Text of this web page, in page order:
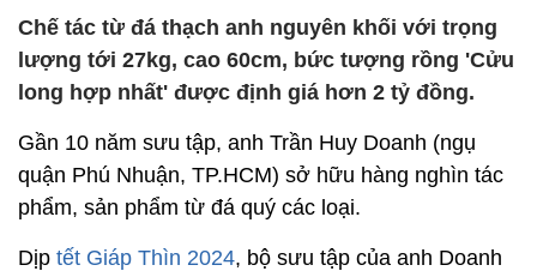
Chế tác từ đá thạch anh nguyên khối với trọng
lượng tới 27kg, cao 60cm, bức tượng rồng 'Cửu
long hợp nhất' được định giá hơn 2 tỷ đồng.
Gần 10 năm sưu tập, anh Trần Huy Doanh (ngụ
quận Phú Nhuận, TP.HCM) sở hữu hàng nghìn tác
phẩm, sản phẩm từ đá quý các loại.
Dịp tết Giáp Thìn 2024, bộ sưu tập của anh Doanh